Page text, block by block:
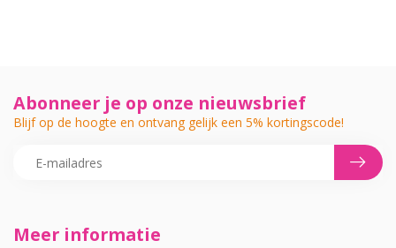
Meer informatie
Abonneer je op onze nieuwsbrief
Blijf op de hoogte en ontvang gelijk een 5% kortingscode!